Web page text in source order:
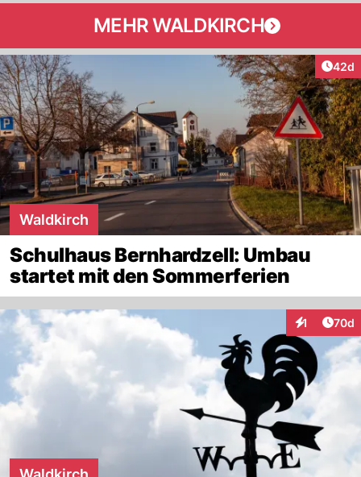
MEHR WALDKIRCH
42d
Waldkirch
Schulhaus Bernhardzell: Umbau
startet mit den Sommerferien
1 70d